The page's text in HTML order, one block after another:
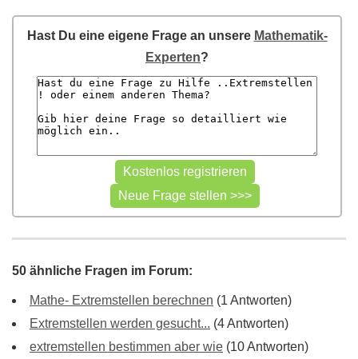
Hast Du eine eigene Frage an unsere Mathematik-
Experten?
50 ähnliche Fragen im Forum:
Mathe- Extremstellen berechnen (1 Antworten)
Extremstellen werden gesucht... (4 Antworten)
extremstellen bestimmen aber wie (10 Antworten)